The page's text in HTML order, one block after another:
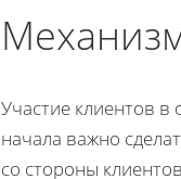
Участие клиентов в
начала важно
со стороны